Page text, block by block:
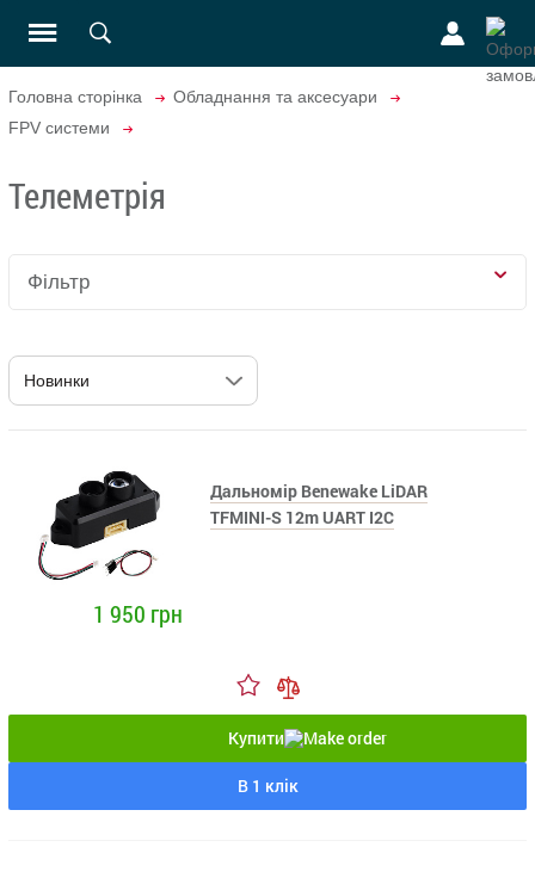
Головна сторінка
Обладнання та аксесуари
FPV системи
Телеметрія
Фільтр
Дальномір Benewake LiDAR
TFMINI-S 12m UART I2C
1 950 грн
Купити
В 1 клік